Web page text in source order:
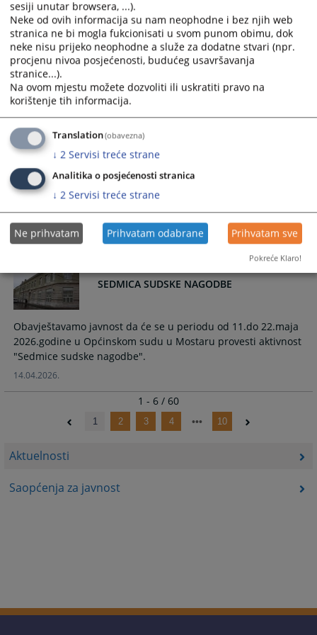
Aktuelnosti
Saopćenja za javnost
na Svečanoj akademiji povodom
obilježavanja 50.godišnjice postojanja
Fakulteta
Predsjednik suda prisustvovao svečanoj akademiji povodom
50.godišnjice postojanja Pravnog fakulteta Univerziteta
"Džemal Bijedić" u Mostaru.
29.04.2026.
Posjeta delegacije VSTV-a BiH
Posjeta delegacije VSTV-a BiH
22.04.2026.
SEDMICA SUDSKE NAGODBE
Obavještavamo javnost da će se u periodu od 11.do 22.maja
2026.godine u Općinskom sudu u Mostaru provesti aktivnost
"Sedmice sudske nagodbe".
14.04.2026.
1 - 6 / 60
1 2 3 4 10
sesiji unutar browsera, ...).
Neke od ovih informacija su nam neophodne i bez njih web
stranica ne bi mogla fukcionisati u svom punom obimu, dok
neke nisu prijeko neophodne a služe za dodatne stvari (npr.
procjenu nivoa posjećenosti, budućeg usavršavanja
stranice...).
Na ovom mjestu možete dozvoliti ili uskratiti pravo na
korištenje tih informacija.
Translation(obavezna)
↓ 2 Servisi treće strane
Analitika o posjećenosti stranica
↓ 2 Servisi treće strane
Ne prihvatam Prihvatam odabrane Prihvatam sve
Pokreće Klaro!